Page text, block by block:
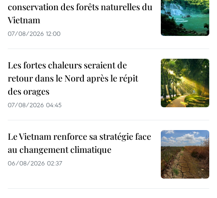
conservation des forêts naturelles du
Vietnam
07/08/2026 12:00
Les fortes chaleurs seraient de
retour dans le Nord après le répit
des orages
07/08/2026 04:45
Le Vietnam renforce sa stratégie face
au changement climatique
06/08/2026 02:37